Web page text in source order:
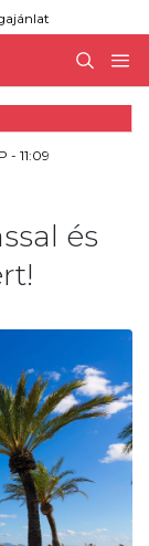
- 11:09
és